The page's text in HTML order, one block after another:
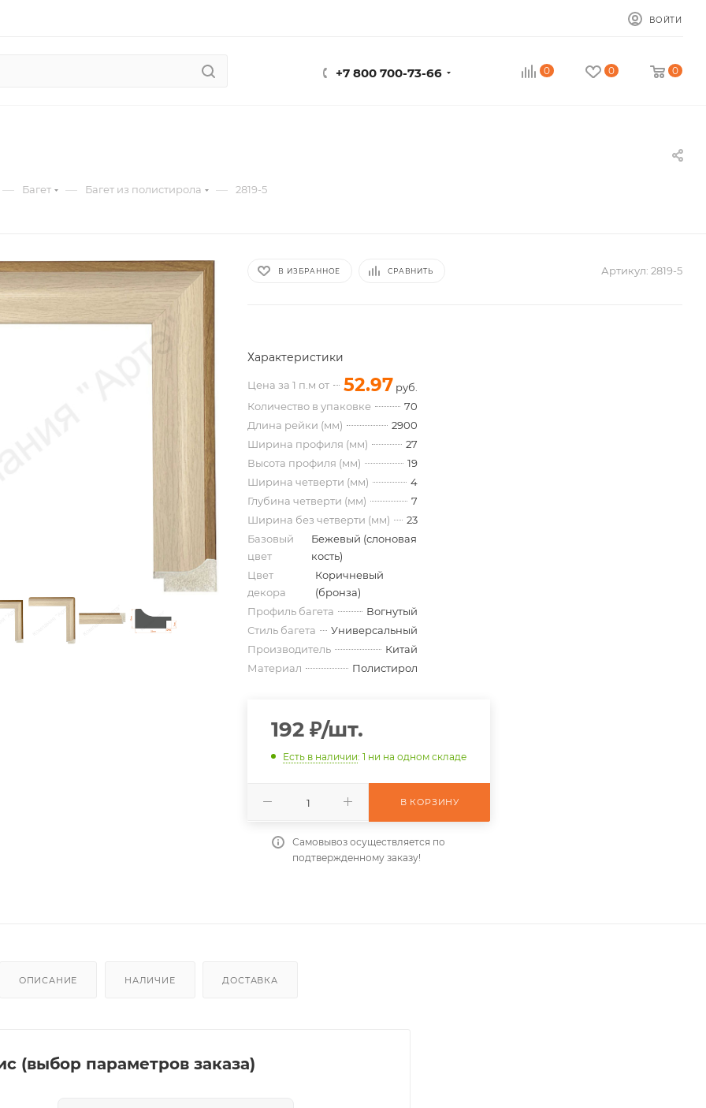
ВОЙТИ
+7 800 700-73-66 0 0 0
— Багет — Багет из полистирола — 2819-5
В ИЗБРАННОЕ СРАВНИТЬ Артикул: 2819-5
Характеристики
Цена за 1 п.м от 52.97 руб.
Количество в упаковке
70
Длина рейки (мм)
2900
Ширина профиля (мм)
27
Высота профиля (мм)
19
Ширина четверти (мм)
4
Глубина четверти (мм)
7
Ширина без четверти (мм)
23
Базовый
цвет
Бежевый (слоновая
кость)
Цвет
декора
Коричневый
(бронза)
Профиль багета
Вогнутый
Стиль багета
Универсальный
Производитель
Китай
Материал
Полистирол
192 ₽/шт.
Есть в наличии: 1 ни на одном складе
В КОРЗИНУ
Самовывоз осуществляется по
подтвержденному заказу!
ОПИСАНИЕ НАЛИЧИЕ ДОСТАВКА
(выбор параметров заказа)